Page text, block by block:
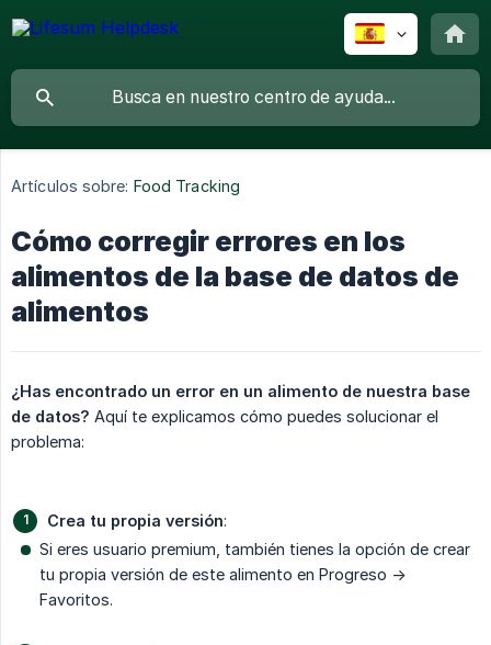
Artículos sobre: Food Tracking
Cómo corregir errores en los
alimentos de la base de datos de
alimentos
¿Has encontrado un error en un alimento de nuestra base
de datos? Aquí te explicamos cómo puedes solucionar el
problema:
Crea tu propia versión:
Si eres usuario premium, también tienes la opción de crear
tu propia versión de este alimento en Progreso ->
Favoritos.